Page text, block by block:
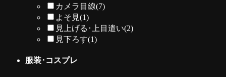
カメラ目線(7)
よそ見(1)
見上げる･上目遣い(2)
見下ろす(1)
服装･コスプレ